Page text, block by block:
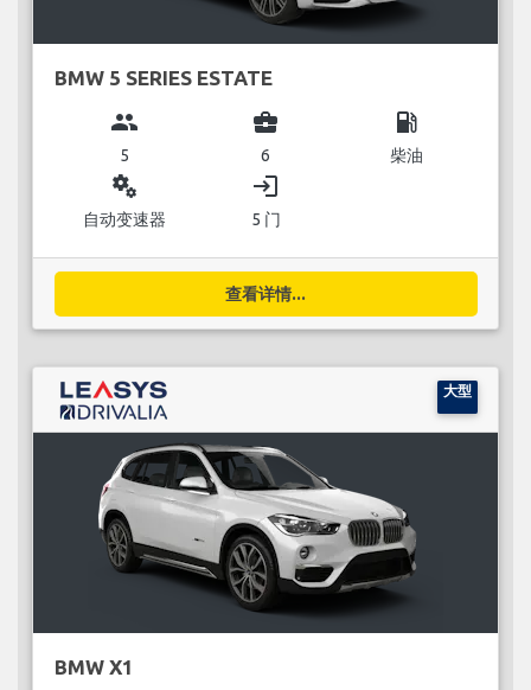
BMW 5 SERIES ESTATE
group
5
business_center
6
local_gas_station
柴油
miscellaneous_services
自动变速器
login
5 门
查看详情...
大型
BMW X1